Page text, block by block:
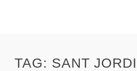
TAG: SANT JORDI